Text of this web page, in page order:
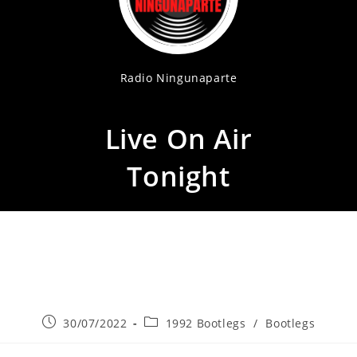
Radio Ningunaparte
Live On Air
Tonight
Publicación
30/07/2022
Categoría
1992 Bootlegs / Bootlegs